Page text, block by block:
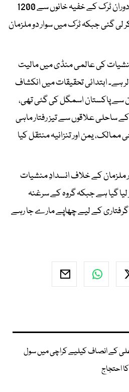
روک کر تلاشی لی۔ تلاشی کے دوران ٹرک کے خفیہ خانوں سے 1200
برآمد کر لی گئی جبکہ ٹرک میں سوار دو ملزمان
کی عالمی منڈی میں مالیت
ڈالر ہے۔ ابتدائی تحقیقات میں انکشاف
سے پاکستان اسمگل کی گئی تھی،
ساحلی علاقوں سے تیز رفتار ماہی
یمن اور تنزانیہ منتقل کیا
ملزمان کے خلاف انسدادِ منشیات
گیا ہے جبکہ گروہ کے سرغنہ
گرفتاری کے لیے چھاپے مارے جا رہے
کے انصاف کیلیے کراچی میں سول
احتجاج